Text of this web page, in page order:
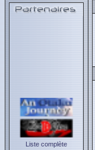
Liste complète